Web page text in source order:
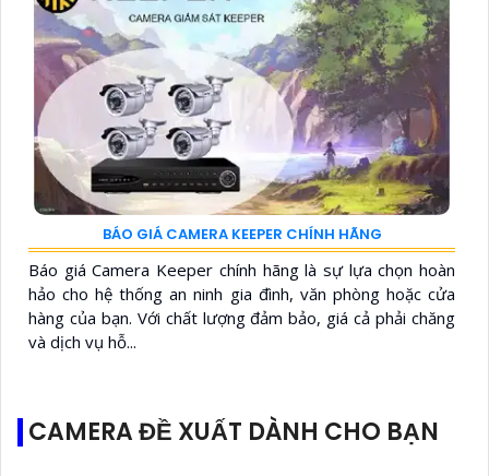
BÁO GIÁ CAMERA KEEPER CHÍNH HÃNG
Báo giá Camera Keeper chính hãng là sự lựa chọn hoàn
hảo cho hệ thống an ninh gia đình, văn phòng hoặc cửa
hàng của bạn. Với chất lượng đảm bảo, giá cả phải chăng
và dịch vụ hỗ...
CAMERA ĐỀ XUẤT DÀNH CHO BẠN